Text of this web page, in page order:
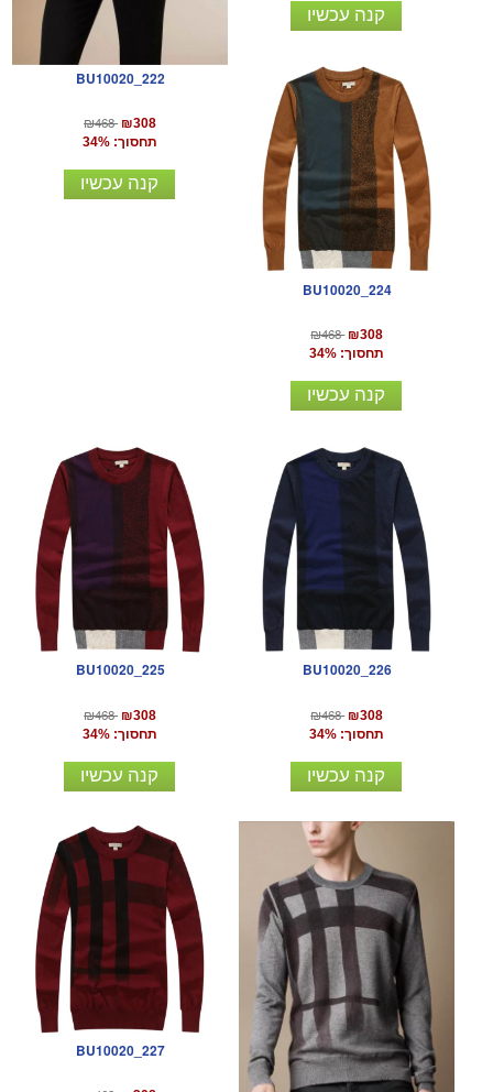
BU10020_222
₪468 ₪308
תחסוך: 34%
קנה עכשיו
קנה עכשיו
BU10020_224
₪468 ₪308
תחסוך: 34%
קנה עכשיו
BU10020_225
₪468 ₪308
תחסוך: 34%
קנה עכשיו
BU10020_226
₪468 ₪308
תחסוך: 34%
קנה עכשיו
BU10020_227